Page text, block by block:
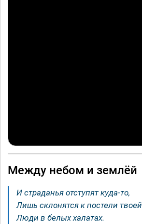
Между небом и землёй
И страданья отступят куда-то,
Лишь склонятся к постели твоей
Люди в белых халатах.